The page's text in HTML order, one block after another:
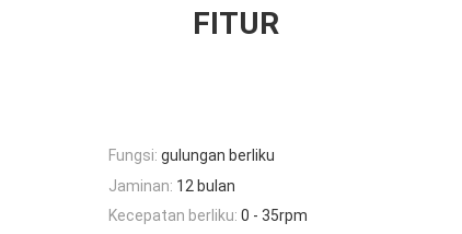
FITUR
Fungsi: gulungan berliku
Jaminan: 12 bulan
Kecepatan berliku: 0 - 35rpm